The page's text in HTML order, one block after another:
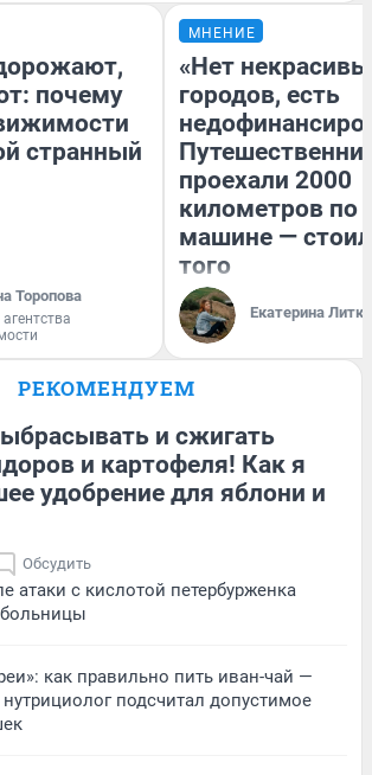
почему
странный
Торопова
МНЕНИЕ
«Нет
городов, есть
проехали 2000
километров по
машине —
того
Екатерина
РЕКОМЕНДУЕМ
и сжигать
и картофеля! Как я
удобрение для яблони и
Обсудить
атаки с кислотой петербурженка
как правильно пить иван-чай —
подсчитал допустимое